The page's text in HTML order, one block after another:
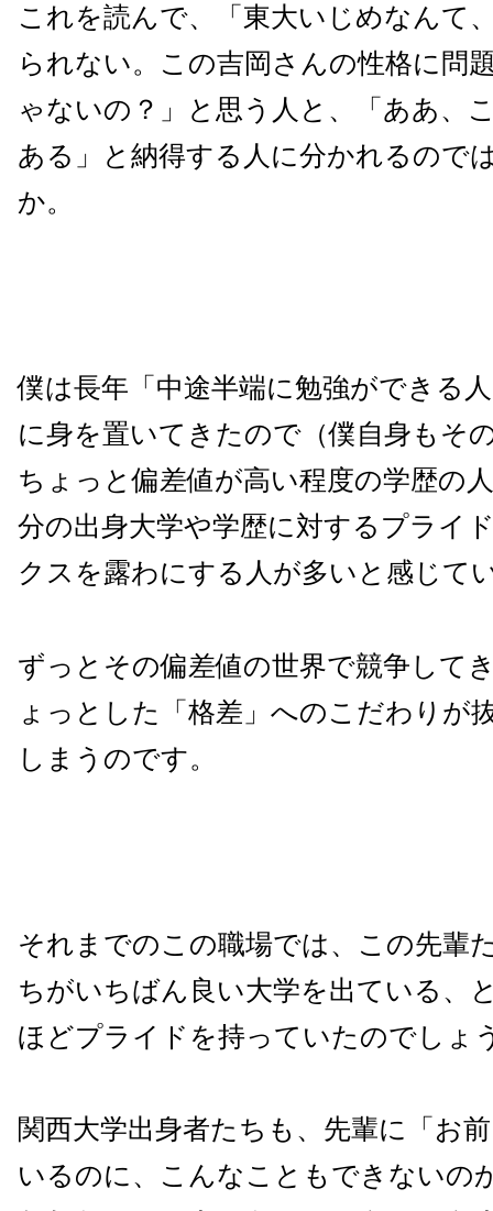
これを読んで、「東大いじめなんて
られない。この吉岡さんの性格に問
ゃないの？」と思う人と、「ああ、
ある」と納得する人に分かれるので
か。
僕は長年「中途半端に勉強ができる
に身を置いてきたので（僕自身もそ
ちょっと偏差値が高い程度の学歴の
分の出身大学や学歴に対するプライ
クスを露わにする人が多いと感じて
ずっとその偏差値の世界で競争して
ょっとした「格差」へのこだわりが
しまうのです。
それまでのこの職場では、この先輩
ちがいちばん良い大学を出ている、
ほどプライドを持っていたのでしょ
関西大学出身者たちも、先輩に「お
いるのに、こんなこともできないの